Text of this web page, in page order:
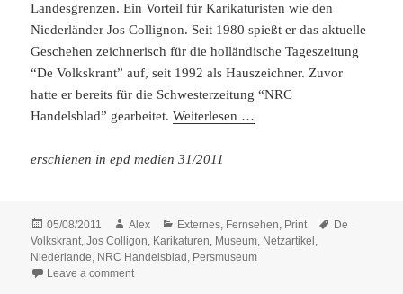
Landesgrenzen. Ein Vorteil für Karikaturisten wie den
Niederländer Jos Collignon. Seit 1980 spießt er das aktuelle
Geschehen zeichnerisch für die holländische Tageszeitung
“De Volkskrant” auf, seit 1992 als Hauszeichner. Zuvor
hatte er bereits für die Schwesterzeitung “NRC
Handelsblad” gearbeitet.Weiterlesen …
erschienen in epd medien 31/2011
Posted
on
05/08/2011 Author
Alex Categories
Externes, Fernsehen, Print Tags
De
Volkskrant,Jos Colligon, Karikaturen, Museum, Netzartikel ,
Niederlande, NRC Handelsblad , Persmuseum
Leave a commenton Medienbilder. Werkschau von Jos Collignon in